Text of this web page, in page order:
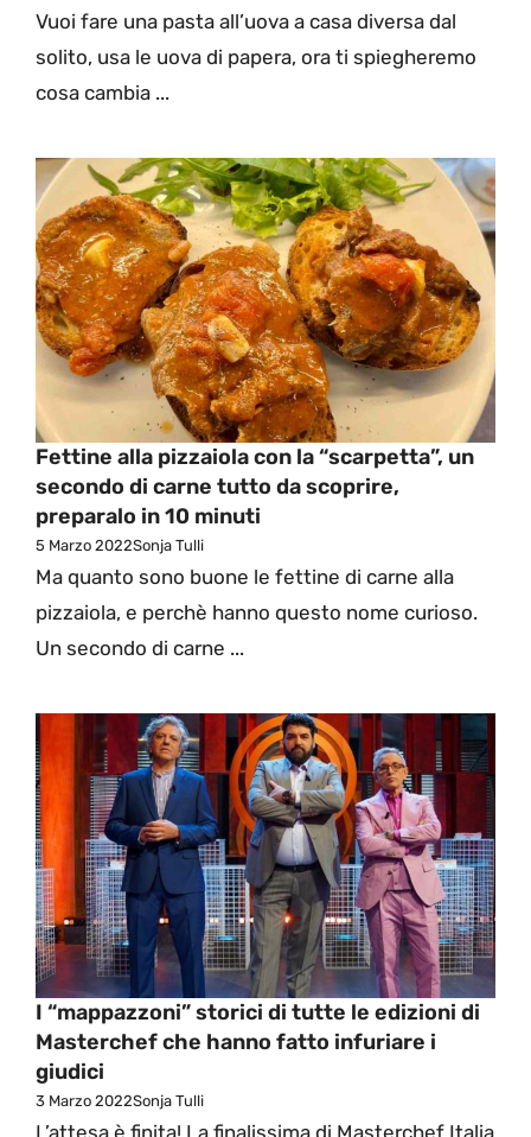
Vuoi fare una pasta all’uova a casa diversa dal
solito, usa le uova di papera, ora ti spiegheremo
cosa cambia ...
Fettine alla pizzaiola con la “scarpetta”, un
secondo di carne tutto da scoprire,
preparalo in 10 minuti
5 Marzo 2022Sonja Tulli
Ma quanto sono buone le fettine di carne alla
pizzaiola, e perchè hanno questo nome curioso.
Un secondo di carne ...
I “mappazzoni” storici di tutte le edizioni di
Masterchef che hanno fatto infuriare i
giudici
3 Marzo 2022Sonja Tulli
L’attesa è finita! La finalissima di Masterchef Italia